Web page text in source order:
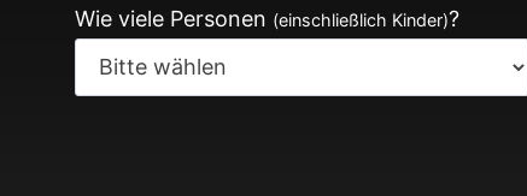
Wie viele Personen (einschließlich Kinder)?